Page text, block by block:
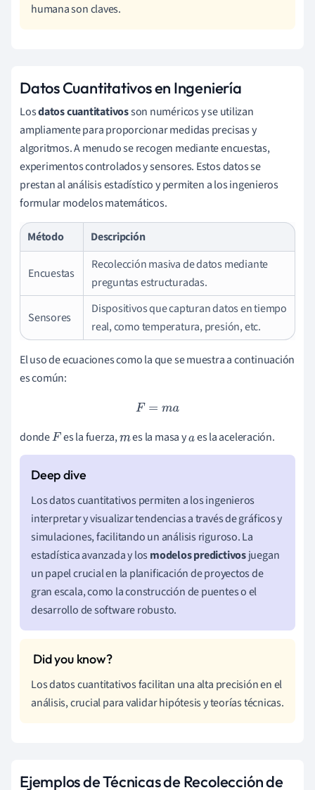
humana son claves.
Datos Cuantitativos en Ingeniería
Losdatos cuantitativosson numéricos y se utilizan
ampliamente para proporcionar medidas precisas y
algoritmos. A menudo se recogen mediante encuestas,
experimentos controlados y sensores. Estos datos se
prestan al análisis estadístico y permiten a los ingenieros
formular modelos matemáticos.
Método Descripción
Encuestas
Recolección masiva de datos mediante
preguntas estructuradas.
Sensores
Dispositivos que capturan datos en tiempo
real, como temperatura, presión, etc.
El uso de ecuaciones como la que se muestra a continuación
es común:
F=ma
dondeF es la fuerza,mes la masa yaes la aceleración.
Los datos cuantitativos permiten a los ingenieros
interpretar y visualizar tendencias a través de gráficos y
simulaciones, facilitando un análisis riguroso. La
estadística avanzada y los modelos predictivosjuegan
un papel crucial en la planificación de proyectos de
gran escala, como la construcción de puentes o el
desarrollo de software robusto.
Los datos cuantitativos facilitan una alta precisión en el
análisis, crucial para validar hipótesis y teorías técnicas.
Ejemplos de Técnicas de Recolección de